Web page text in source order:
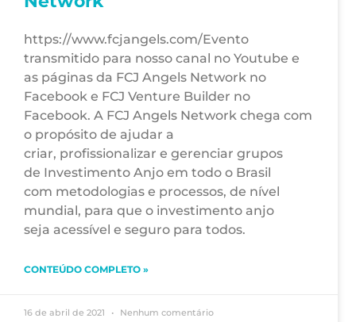
https://www.fcjangels.com/Evento
transmitido para nosso canal no Youtube e
as páginas da FCJ Angels Network no
Facebook e FCJ Venture Builder no
Facebook. A FCJ Angels Network chega com
o propósito de ajudar a
criar, profissionalizar e gerenciar grupos
de Investimento Anjo em todo o Brasil
com metodologias e processos, de nível
mundial, para que o investimento anjo
seja acessível e seguro para todos.
CONTEÚDO COMPLETO »
16 de abril de 2021 Nenhum comentário